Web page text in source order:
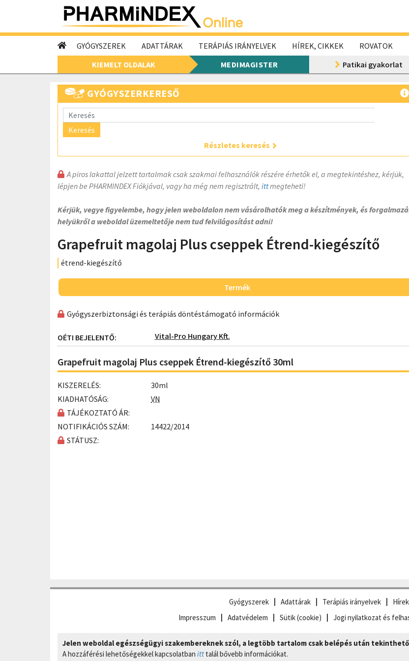
GYÓGYSZEREK ADATTÁRAK TERÁPIÁS IRÁNYELVEK HÍREK, CIKKEK
ROVATOK
KIEMELT OLDALAK
MEDIMAGISTER Patikai gyakorlat
GYÓGYSZERKERESŐ
Keresés
Részletes keresés
A piros lakattal jelzett tartalmak csak szakmai felhasználók részére érhetők el, a megtekintéshez, kérjük,
lépjen be PHARMINDEX Fiókjával, vagy ha még nem regisztrált, ittmegteheti!
Kérjük, vegye figyelembe, hogy jelen weboldalon nem vásárolhatók meg a készítmények, és
helyükről a weboldal üzemeltetője nem tud felvilágosítást adni!
Grapefruit magolaj Plus cseppek Étrend-kiegészítő
étrend-kiegészítő
Termék
Gyógyszerbiztonsági és terápiás döntéstámogató információk
OÉTI BEJELENTŐ: Vital-Pro Hungary Kft.
Grapefruit magolaj Plus cseppek Étrend-kiegészítő 30ml
KISZERELÉS:
30ml
KIADHATÓSÁG:
VN
TÁJÉKOZTATÓ ÁR:
NOTIFIKÁCIÓS SZÁM:
14422/2014
STÁTUSZ:
Gyógyszerek Adattárak Terápiás irányelvek
Impresszum
Adatvédelem Sütik (cookie) Jogi nyilatkozat és
Jelen weboldal egészségügyi szakembereknek szól, a legtöbb tartalom csak belépés után
A hozzáférési lehetőségekkel kapcsolatban itt talál bővebb információkat.